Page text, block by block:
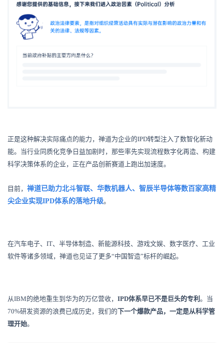
正是这种解决实际痛点的能力，禅道为企业的IPD转型注入了数智化新动
能。当行业同质化竞争日益加剧时，那些率先实现流程数字化再造、构建
科学决策体系的企业，正在产品创新赛道上跑出加速度。
目前， 禅道已助力北斗智联、华数机器人、智辰半导体等数百家高精
尖企业实现IPD体系的落地升级。
在汽车电子、IT、半导体制造、新能源科技、游戏文娱、数字医疗、工业
软件等诸多领域，禅道也见证了更多“中国智造”标杆的崛起。
从IBM的绝地重生到华为的万亿营收， IPD体系早已不是巨头的专利 。当
70%研发资源的浪费已成历史，我们的下一个爆款产品，一定是从科学管
理开始。